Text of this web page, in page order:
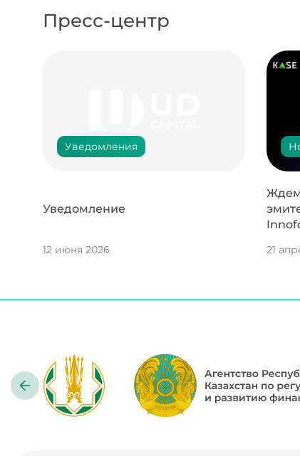
Пресс-центр
Уведомления
Уведомление
12 июня 2026
Ждем
21